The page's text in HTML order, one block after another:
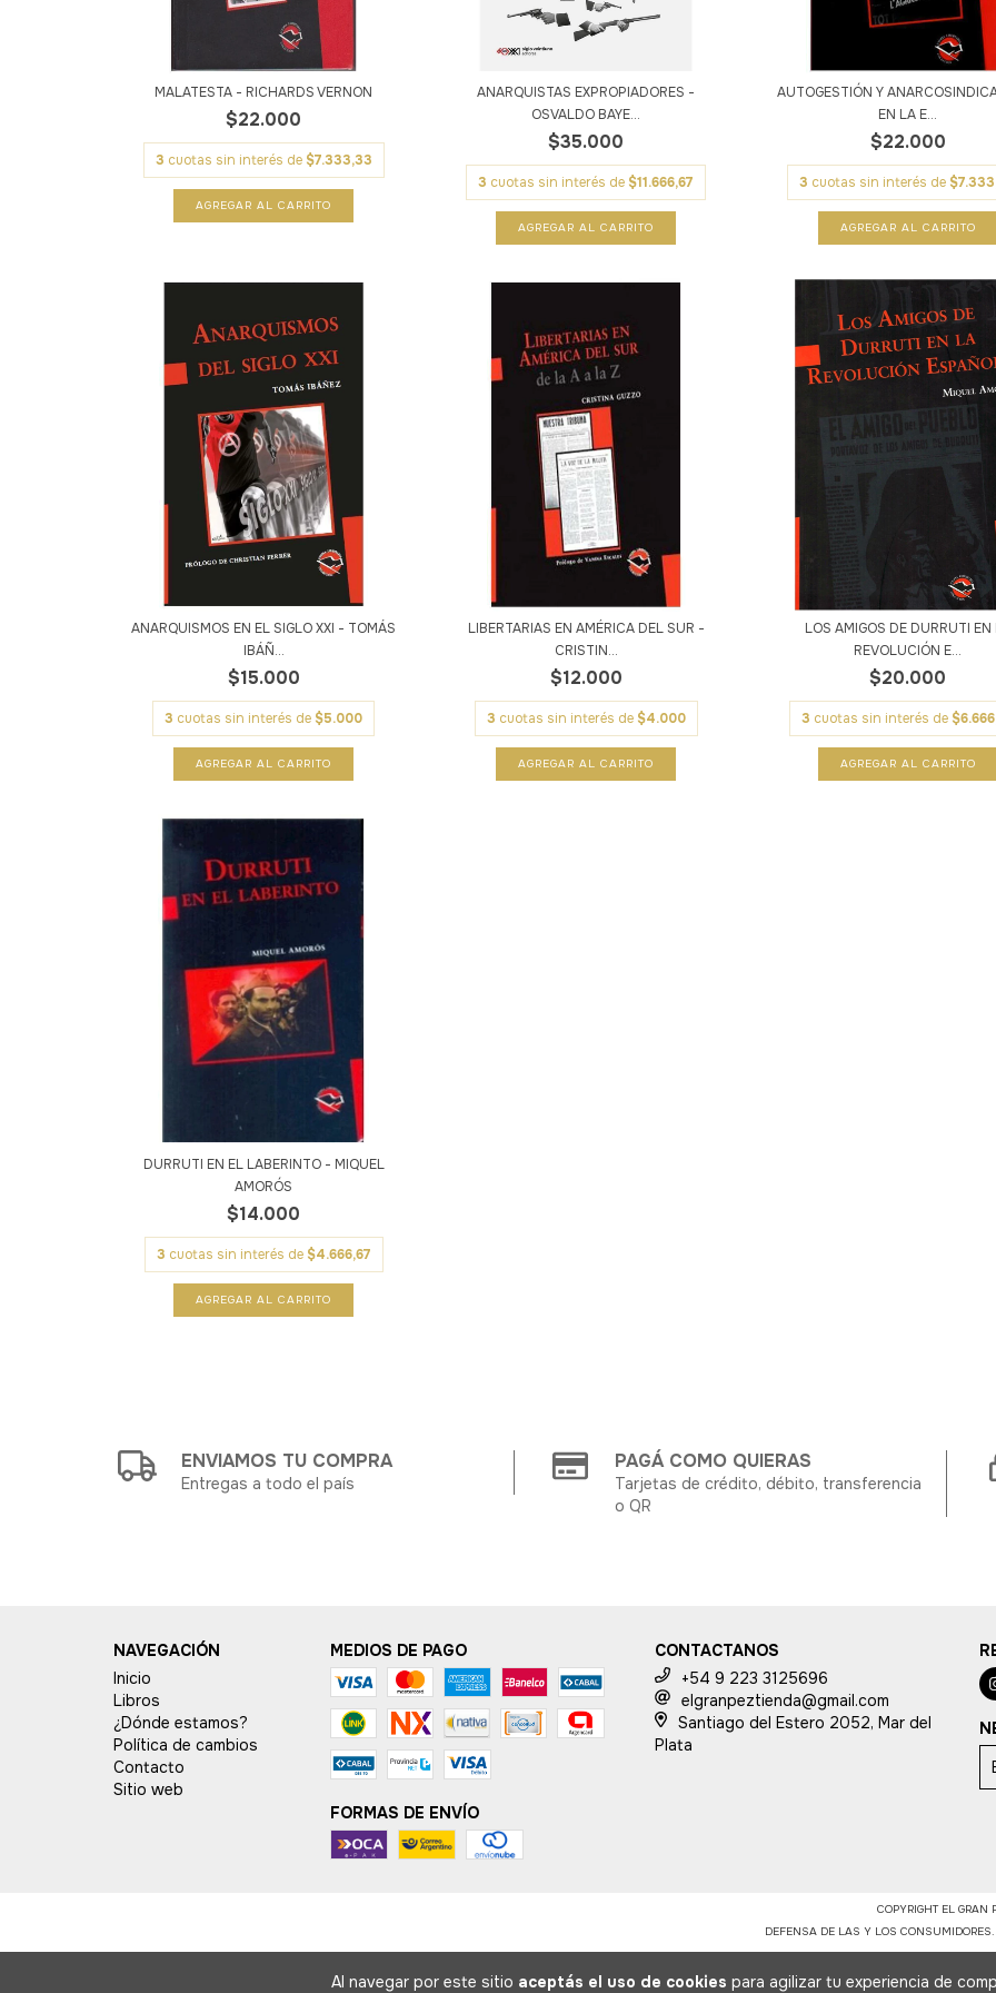
Al navegar por este sitio aceptás el uso de cookies para agilizar tu experiencia de
MALATESTA - RICHARDS VERNON
$22.000
3 cuotas sin interés de $7.333,33
ANARQUISTAS EXPROPIADORES -
OSVALDO BAYE...
$35.000
3 cuotas sin interés de $11.666,67
AUTOGESTIÓN Y
EN LA E...
$22.000
3 cuotas sin interés de
ANARQUISMOS EN EL SIGLO XXI - TOMÁS
IBÁÑ...
$15.000
3 cuotas sin interés de $5.000
LIBERTARIAS EN AMÉRICA DEL SUR -
CRISTIN...
$12.000
3 cuotas sin interés de $4.000
LOS AMIGOS DE DURRUTI EN
REVOLUCIÓN E...
$20.000
3 cuotas sin interés de
DURRUTI EN EL LABERINTO - MIQUEL
AMORÓS
$14.000
3 cuotas sin interés de $4.666,67
ENVIAMOS TU COMPRA
Entregas a todo el país
PAGÁ COMO QUIERAS
Tarjetas de crédito, débito, transferencia
o QR
NAVEGACIÓN
Inicio
Libros
¿Dónde estamos?
Política de cambios
Contacto
Sitio web
MEDIOS DE PAGO
FORMAS DE ENVÍO
CONTACTANOS
+54 9 223 3125696
elgranpeztienda@gmail.com
Santiago del Estero 2052, Mar del
Plata
COPYRIGHT EL
DEFENSA DE LAS Y LOS